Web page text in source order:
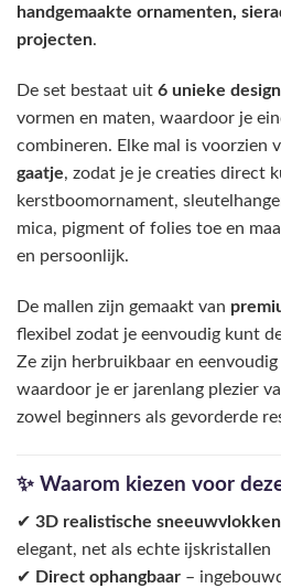
handgemaakte ornamenten,
projecten.
De set bestaat uit 6 unieke
vormen en maten, waardoor je
combineren. Elke mal is voorzien
gaatje, zodat je je creaties direct
kerstboomornament,
mica, pigment of folies toe en
en persoonlijk.
De mallen zijn gemaakt van
flexibel zodat je eenvoudig kunt
Ze zijn herbruikbaar en
waardoor je er jarenlang plezier
zowel beginners als gevorderde
✨ Waarom kiezen voor
✔ 3D realistische sneeuwvlokken
elegant, net als echte ijskristallen
✔ Direct ophangbaar –